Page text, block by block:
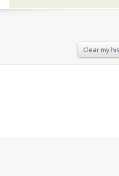
Clear my